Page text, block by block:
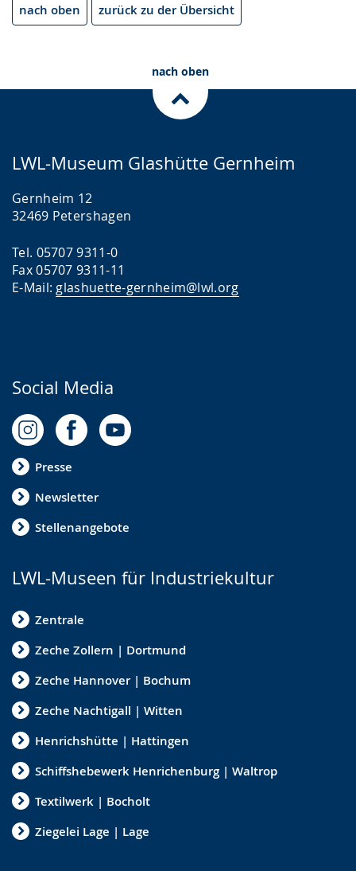
nach oben zurück zu der Übersicht
nach oben
LWL-Museum Glashütte Gernheim
Gernheim 12
32469 Petershagen
Tel. 05707 9311-0
Fax 05707 9311-11
E-Mail: glashuette-gernheim@lwl.org
Social Media
Presse
Newsletter
Stellenangebote
LWL-Museen für Industriekultur
Zentrale
Zeche Zollern | Dortmund
Zeche Hannover | Bochum
Zeche Nachtigall | Witten
Henrichshütte | Hattingen
Schiffshebewerk Henrichenburg | Waltrop
Textilwerk | Bocholt
Ziegelei Lage | Lage